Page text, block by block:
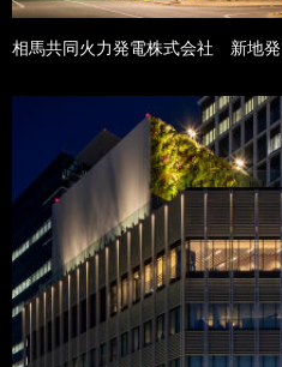
相馬共同火力発電株式会社 新地